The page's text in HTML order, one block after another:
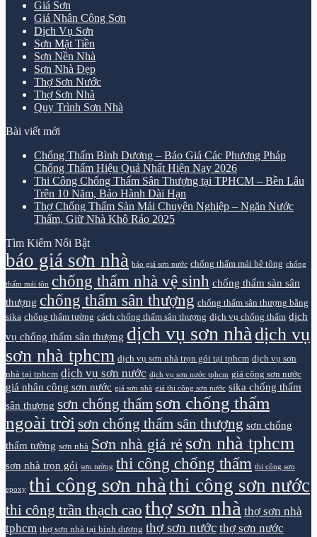
Giá Sơn
Giá Nhân Công Sơn
Dịch Vụ Sơn
Sơn Mặt Tiền
Sơn Nền Nhà
Sơn Nhà Đẹp
Thợ Sơn Nước
Thợ Sơn Nhà
Quy Trình Sơn Nhà
Bài viết mới
Chống Thấm Bình Dương – Báo Giá Các Phương Pháp
Chống Thấm Hiệu Quả Nhất Hiện Nay 2026
Thi Công Chống Thấm Sân Thượng tại TPHCM – Bền Lâu
Trên 10 Năm, Bảo Hành Dài Hạn
Thợ Chống Thấm Sàn Mái Chuyên Nghiệp – Ngăn Nước
Thấm, Giữ Nhà Khô Ráo 2025
Tìm Kiếm Nổi Bật
báo giá sơn nhà báo giá sơn nước chống thấm mái bê tông chống
thấm mái tôn chống thấm nhà vệ sinh chống thấm sàn sân
thượng chống thấm sân thượng chống thấm sân thượng bằng
sika chống thấm tường cách chống thấm sân thượng dịch vụ chống thấm dịch
vụ chống thấm sân thượng dịch vụ sơn nhà dịch vụ
sơn nhà tphcm dịch vụ sơn nhà trọn gói tại tphcm dịch vụ sơn
nhà tại tphcm dịch vụ sơn nước dịch vụ sơn nước tphcm giá công sơn nước
giá nhân công sơn nước giá sơn nhà giá thi công sơn nước sika chống thấm
sân thượng sơn chống thấm sơn chống thấm
ngoài trời sơn chống thấm sân thượng sơn chống
thấm tường sơn nhà Sơn nhà giá rẻ sơn nhà tphcm
sơn nhà trọn gói sơn tường thi công chống thấm thi công sơn
epoxy thi công sơn nhà thi công sơn nước
thi công trần thạch cao thợ sơn nhà thợ sơn nhà
tphcm thợ sơn nhà tại bình dương thợ sơn nước thợ sơn nước